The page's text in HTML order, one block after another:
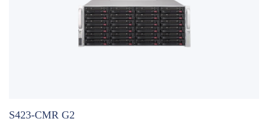
S423-CMR G2